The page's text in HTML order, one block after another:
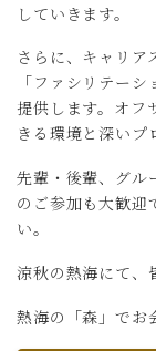
していきます。
さらに、キャリア
「ファシリテー
提供します。オフ
きる環境と深いプ
先輩・後輩、グル
のご参加も大歓迎
い。
涼秋の熱海にて、
熱海の「森」でお